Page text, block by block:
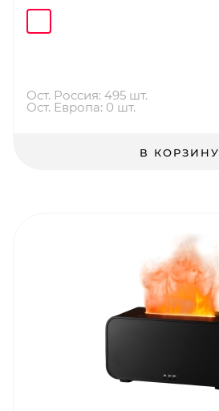
Ост. Россия: 495 шт.
Ост. Европа: 0 шт.
В КОРЗИНУ